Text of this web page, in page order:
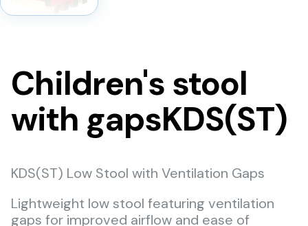
Children's stool
with gapsKDS(ST)
KDS(ST) Low Stool with Ventilation Gaps
Lightweight low stool featuring ventilation
gaps for improved airflow and ease of